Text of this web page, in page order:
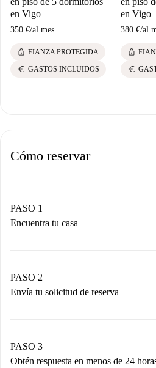
en Vigo
350 €/al mes
lock FIANZA PROTEGIDA
euro GASTOS INCLUIDOS
en Vigo
380 €/al
lock
euro
Cómo reservar
PASO 1
Encuentra tu casa
Tienes toda la información
PASO 2
Envía tu solicitud de reserva
propietario acepte.
PASO 3
Obtén respuesta en menos de 24